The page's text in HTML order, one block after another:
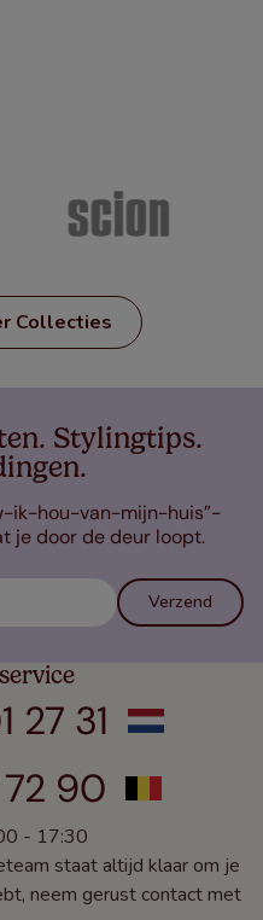
Collecties
Stylingtips.
ik-hou-van-mijn-huis”-
je door de deur loopt.
Verzend
27 31
90
- 17:30
staat altijd klaar om je
neem gerust contact met